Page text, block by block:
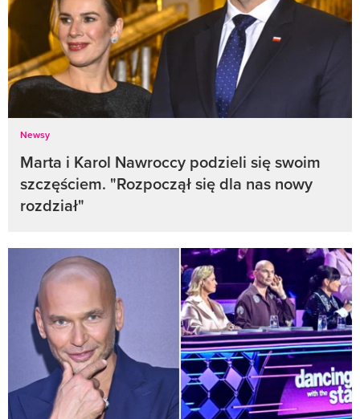
Newsy
Marta i Karol Nawroccy podzieli się swoim
szczęściem. "Rozpoczął się dla nas nowy
rozdział"